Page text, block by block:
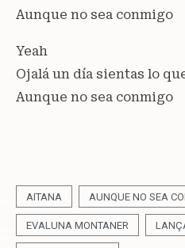
Aunque no sea conmigo
Yeah
Ojalá un día sientas lo
Aunque no sea conmigo
AITANA AUNQUE NO SEA
EVALUNA MONTANER